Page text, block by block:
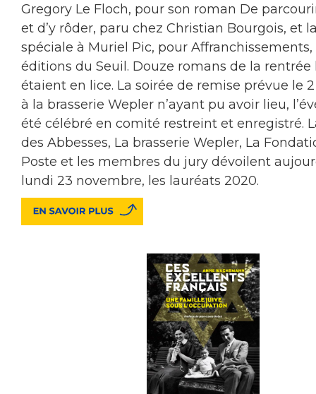
Gregory Le Floch, pour son roman De
et d’y rôder, paru chez Christian Bourgois, et
spéciale à Muriel Pic, pour
éditions du Seuil. Douze romans de la
étaient en lice. La soirée de remise prévue le
à la brasserie Wepler n’ayant pu avoir lieu,
été célébré en comité restreint et enregistré.
des Abbesses, La brasserie Wepler, La
Poste et les membres du jury dévoilent
lundi 23 novembre, les lauréats 2020.